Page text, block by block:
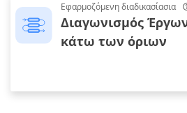
Εφαρμοζόμενη διαδικασίασια
Διαγωνισμός
κάτω των όριων